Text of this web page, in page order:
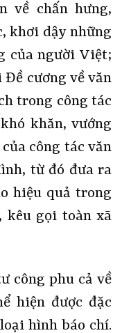
về chấn hưng,
khơi dậy những
của người Việt;
cương về văn
trong công tác
khăn, vướng
công tác văn
từ đó đưa ra
hiệu quả trong
kêu gọi toàn xã
công phu cả về
hiện được đặc
hình báo chí.